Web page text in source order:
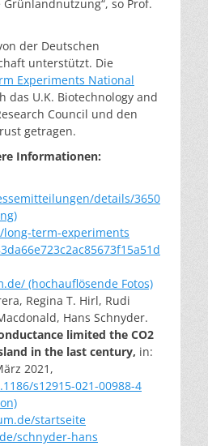
so Prof.
der Deutschen
unterstützt. Die
Experiments National
das U.K. Biotechnology and
Council und den
getragen.
Informationen:
details/3650
term-experiments
(hochauflösende Fotos)
Regina T. Hirl, Rudi
Hans Schnyder.
limited the CO2
in the last century, in:
2021,
s12915-021-00988-4
startseite
schnyder-hans